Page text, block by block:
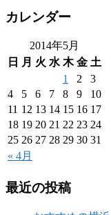
カレンダー
2014年5月
日
月 火 水 木 金 土
« 4月
1 2
3
4
5 6 7 8 9
10
11 12 13 14 15 16 17
18 19 20 21 22 23 24
25 26 27 28 29 30 31
最近の投稿